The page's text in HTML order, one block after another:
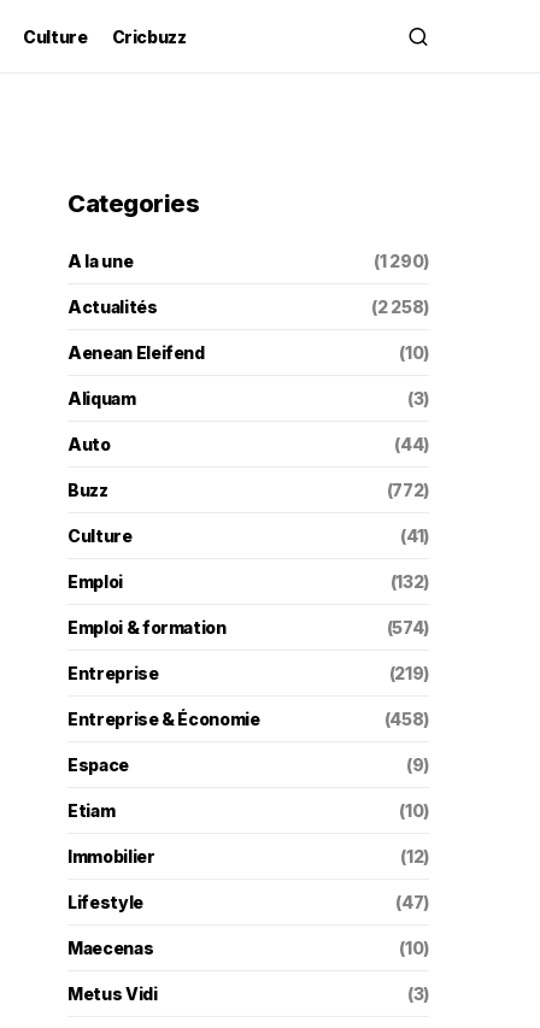
Culture Cricbuzz
Categories
A la une (1 290)
Actualités (2 258)
Aenean Eleifend (10)
Aliquam (3)
Auto (44)
Buzz (772)
Culture (41)
Emploi (132)
Emploi & formation (574)
Entreprise (219)
Entreprise & Économie (458)
Espace (9)
Etiam (10)
Immobilier (12)
Lifestyle (47)
Maecenas (10)
Metus Vidi (3)